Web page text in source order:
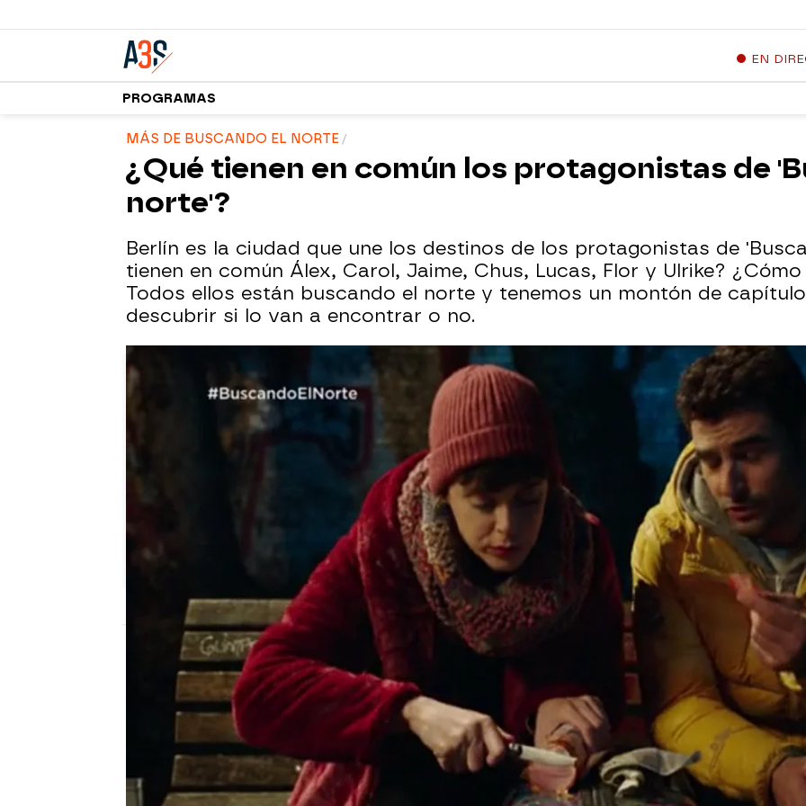
EN
PROGRAMAS
MÁS DE BUSCANDO EL NORTE
¿Qué tienen en común los protagonistas de
norte'?
Berlín es la ciudad que une los destinos de los protagonistas de
tienen en común Álex, Carol, Jaime, Chus, Lucas, Flor y Ulrike?
Todos ellos están buscando el norte y tenemos un montón de
descubrir si lo van a encontrar o no.
atreseries
Madrid
10 de febrero de 2016, 17:28
WhatsappFacebook
X
Álexvivía en su burbuja de felicidad junto a su novia, con su
trabajo perfecto y un futuro prometedor. Pero la burbuja de
felicidad se convitió en burbuja inmobiliaria, le echaron a la
calle y ahora se ve compuesto y con una novia loca por